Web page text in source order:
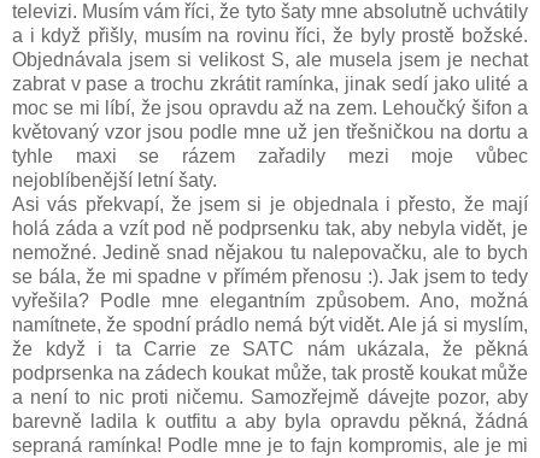
televizi. Musím vám říci, že tyto šaty mne absolutně uchvátily
a i když přišly, musím na rovinu říci, že byly prostě božské.
Objednávala jsem si velikost S, ale musela jsem je nechat
zabrat v pase a trochu zkrátit ramínka, jinak sedí jako ulité a
moc se mi líbí, že jsou opravdu až na zem. Lehoučký šifon a
květovaný vzor jsou podle mne už jen třešničkou na dortu a
tyhle maxi se rázem zařadily mezi moje vůbec
nejoblíbenější letní šaty.
Asi vás překvapí, že jsem si je objednala i přesto, že mají
holá záda a vzít pod ně podprsenku tak, aby nebyla vidět, je
nemožné. Jedině snad nějakou tu nalepovačku, ale to bych
se bála, že mi spadne v přímém přenosu :). Jak jsem to tedy
vyřešila? Podle mne elegantním způsobem. Ano, možná
namítnete, že spodní prádlo nemá být vidět. Ale já si myslím,
že když i ta Carrie ze SATC nám ukázala, že pěkná
podprsenka na zádech koukat může, tak prostě koukat může
a není to nic proti ničemu. Samozřejmě dávejte pozor, aby
barevně ladila k outfitu a aby byla opravdu pěkná, žádná
sepraná ramínka! Podle mne je to fajn kompromis, ale je mi